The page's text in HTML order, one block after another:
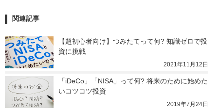
関連記事
【超初心者向け】つみたてって何? 知識ゼロで投
資に挑戦
2021年11月12日
「iDeCo」「NISA」って何? 将来のために始めた
いコツコツ投資
2019年7月24日